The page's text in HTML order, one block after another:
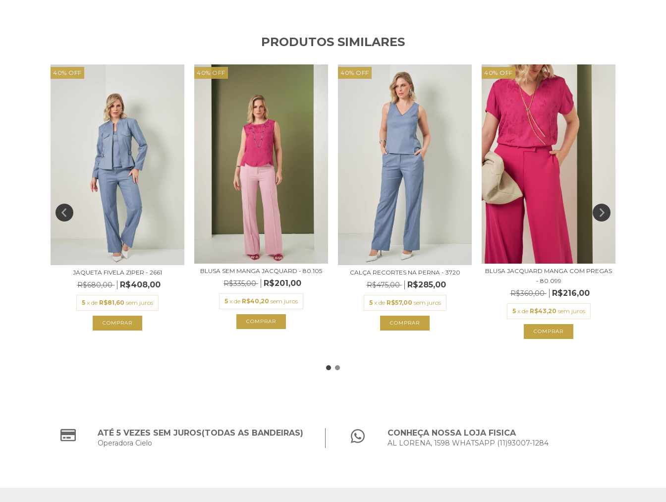
PRODUTOS SIMILARES
40% OFF
JAQUETA FIVELA ZIPER - 2661
R$680,00 R$408,00
5 x de R$81,60 sem juros
COMPRAR
40% OFF
BLUSA SEM MANGA JACQUARD - 80.105
R$335,00 R$201,00
5 x de R$40,20 sem juros
COMPRAR
40% OFF
CALÇA RECORTES NA PERNA - 3720
R$475,00 R$285,00
5 x de R$57,00 sem juros
COMPRAR
40% OFF
BLUSA JACQUARD MANGA COM PREGAS
- 80.099
R$360,00 R$216,00
5 x de R$43,20 sem juros
COMPRAR
ATÉ 5 VEZES SEM JUROS(TODAS AS BANDEIRAS)
Operadora Cielo
CONHEÇA NOSSA LOJA FISICA
AL LORENA, 1598 WHATSAPP (11)93007-1284